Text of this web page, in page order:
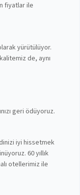
fiyatlar ile
yürütülüyor.
de, aynı
geri ödüyoruz.
iyi hissetmek
60 yıllık
otellerimiz ile